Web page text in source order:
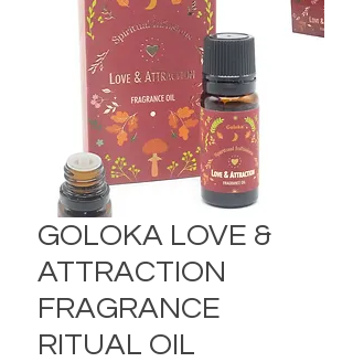
GOLOKA LOVE &
ATTRACTION
FRAGRANCE
RITUAL OIL